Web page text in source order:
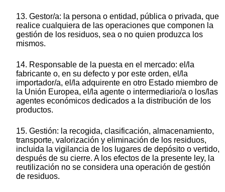
13. Gestor/a: la persona o entidad, pública o privada, que
realice cualquiera de las operaciones que componen la
gestión de los residuos, sea o no quien produzca los
mismos.
14. Responsable de la puesta en el mercado: el/la
fabricante o, en su defecto y por este orden, el/la
importador/a, el/la adquirente en otro Estado miembro de
la Unión Europea, el/la agente o intermediario/a o los/las
agentes económicos dedicados a la distribución de los
productos.
15. Gestión: la recogida, clasificación, almacenamiento,
transporte, valorización y eliminación de los residuos,
incluida la vigilancia de los lugares de depósito o vertido,
después de su cierre. A los efectos de la presente ley, la
reutilización no se considera una operación de gestión
de residuos.